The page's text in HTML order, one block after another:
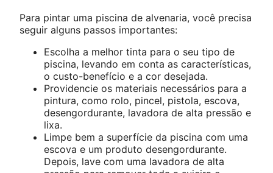
Para pintar uma piscina de alvenaria, você precisa
seguir alguns passos importantes:
Escolha a melhor tinta para o seu tipo de
piscina, levando em conta as características,
o custo-benefício e a cor desejada.
Providencie os materiais necessários para a
pintura, como rolo, pincel, pistola, escova,
desengordurante, lavadora de alta pressão e
lixa.
Limpe bem a superfície da piscina com uma
escova e um produto desengordurante.
Depois, lave com uma lavadora de alta